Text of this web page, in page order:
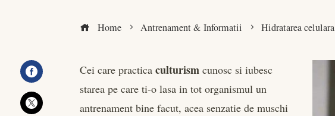
Home Antrenament & Informatii Hidratarea celulara
Facebook
Cei care practicaculturism cunosc si iubesc
starea pe care ti-o lasa in tot organismul un
antrenament bine facut, acea senzatie de muschi